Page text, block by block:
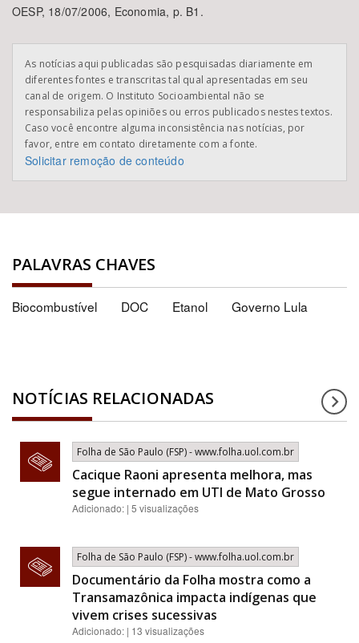
OESP, 18/07/2006, Economia, p. B1.
As notícias aqui publicadas são pesquisadas diariamente em
diferentes fontes e transcritas tal qual apresentadas em seu
canal de origem. O Instituto Socioambiental não se
responsabiliza pelas opiniões ou erros publicados nestes textos.
Caso você encontre alguma inconsistência nas notícias, por
favor, entre em contato diretamente com a fonte.
Solicitar remoção de conteúdo
PALAVRAS CHAVES
Biocombustível DOC Etanol Governo Lula
NOTÍCIAS RELACIONADAS
Folha de São Paulo (FSP) - www.folha.uol.com.br
Cacique Raoni apresenta melhora, mas
segue internado em UTI de Mato Grosso
Adicionado: | 5 visualizações
Folha de São Paulo (FSP) - www.folha.uol.com.br
Documentário da Folha mostra como a
Transamazônica impacta indígenas que
vivem crises sucessivas
Adicionado: | 13 visualizações